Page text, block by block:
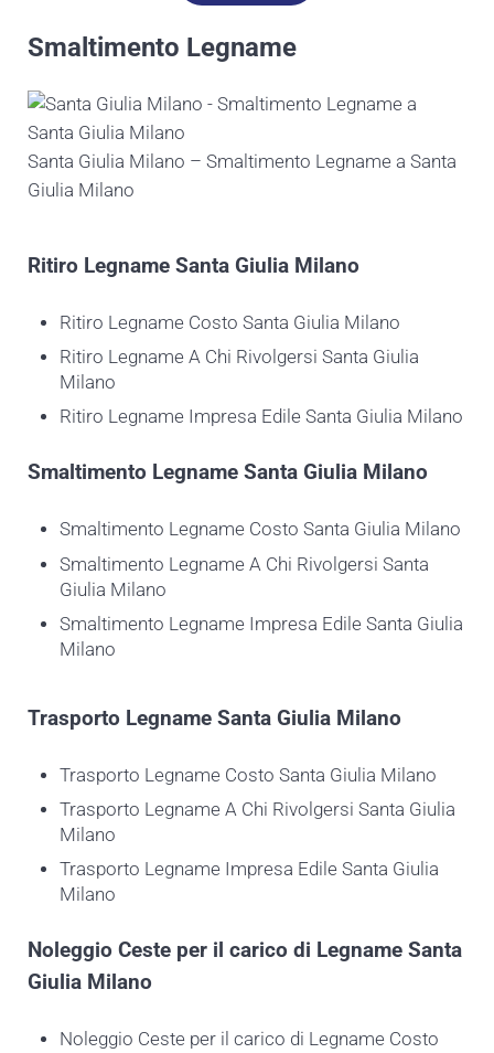
Smaltimento Legname
Santa Giulia Milano – Smaltimento Legname a Santa
Giulia Milano
Ritiro Legname Santa Giulia Milano
Ritiro Legname Costo Santa Giulia Milano
Ritiro Legname A Chi Rivolgersi Santa Giulia
Milano
Ritiro Legname Impresa Edile Santa Giulia Milano
Smaltimento Legname Santa Giulia Milano
Smaltimento Legname Costo Santa Giulia Milano
Smaltimento Legname A Chi Rivolgersi Santa
Giulia Milano
Smaltimento Legname Impresa Edile Santa Giulia
Milano
Trasporto Legname Santa Giulia Milano
Trasporto Legname Costo Santa Giulia Milano
Trasporto Legname A Chi Rivolgersi Santa Giulia
Milano
Trasporto Legname Impresa Edile Santa Giulia
Milano
Noleggio Ceste per il carico di Legname Santa
Giulia Milano
Noleggio Ceste per il carico di Legname Costo